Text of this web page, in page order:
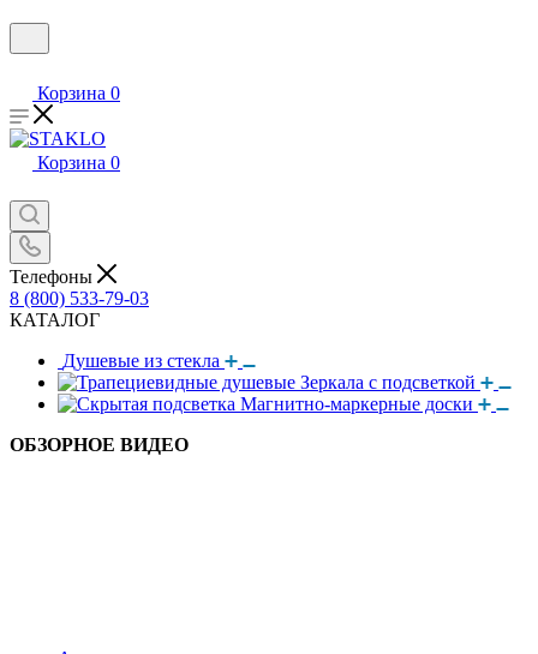
Корзина 0
Корзина 0
Телефоны
8 (800) 533-79-03
КАТАЛОГ
Душевые из стекла
Зеркала с подсветкой
Магнитно-маркерные доски
ОБЗОРНОЕ ВИДЕО